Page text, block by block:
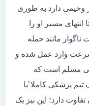
وخیمی دارد به طوری
مسیر او را
مانند حمله
سرعت وارد عمل شده و
مسلم است که
پزشکی کاملا ًبا
دارد؛ این نیز یک